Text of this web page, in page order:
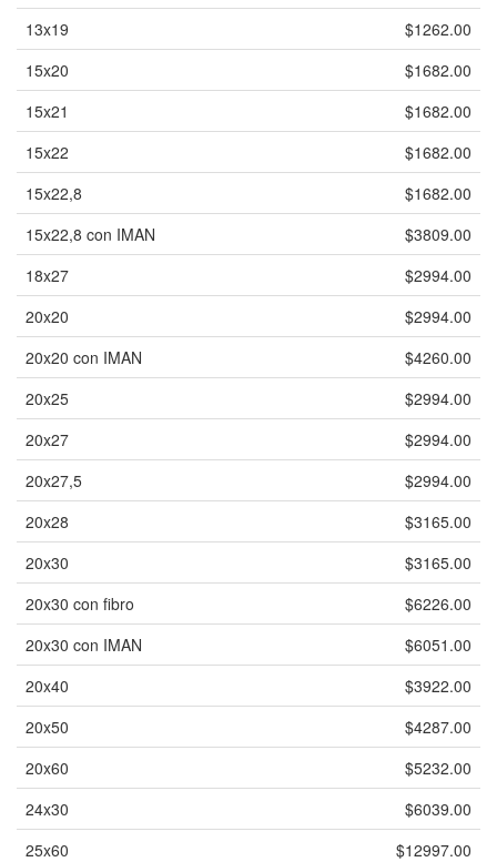
13x19
$1262.00
15x20
$1682.00
15x21
$1682.00
15x22
$1682.00
15x22,8
$1682.00
15x22,8 con IMAN
$3809.00
18x27
$2994.00
20x20
$2994.00
20x20 con IMAN
$4260.00
20x25
$2994.00
20x27
$2994.00
20x27,5
$2994.00
20x28
$3165.00
20x30
$3165.00
20x30 con fibro
$6226.00
20x30 con IMAN
$6051.00
20x40
$3922.00
20x50
$4287.00
20x60
$5232.00
24x30
$6039.00
25x60
$12997.00